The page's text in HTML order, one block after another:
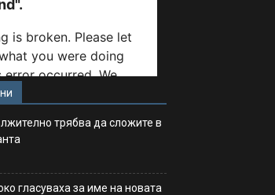
трябва да сложите в
гласуваха за име на новата